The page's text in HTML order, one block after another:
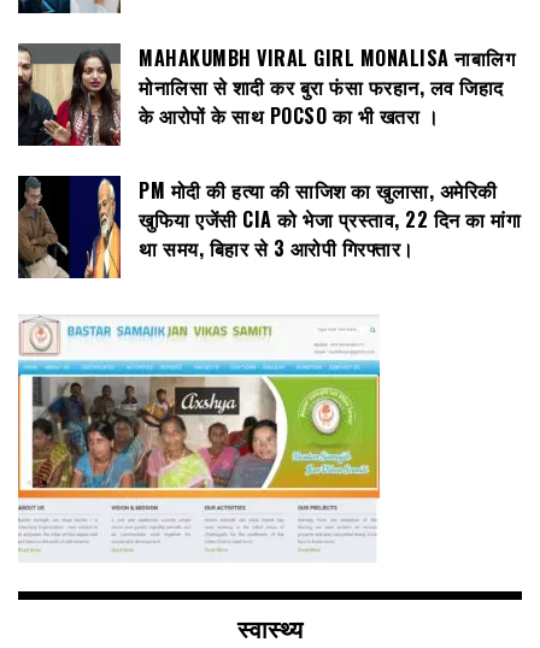
MAHAKUMBH VIRAL GIRL MONALISA नाबालिग
मोनालिसा से शादी कर बुरा फंसा फरहान, लव जिहाद
के आरोपों के साथ POCSO का भी खतरा ।
PM मोदी की हत्या की साजिश का खुलासा, अमेरिकी
खुफिया एजेंसी CIA को भेजा प्रस्ताव, 22 दिन का मांगा
था समय, बिहार से 3 आरोपी गिरफ्तार।
स्वास्थ्य